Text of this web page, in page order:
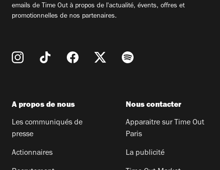
emails de Time Out à propos de l'actualité, évents, offres et
promotionnelles de nos partenaires.
A propos de nous
Les communiqués de
presse
Actionnaires
Nous contacter
Apparaitre sur Time Out
Paris
La publicité